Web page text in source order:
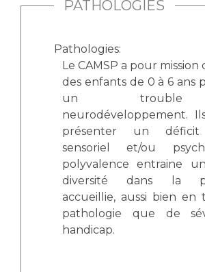
PATHOLOGIES
Pathologies:
Le CAMSP a pour
des enfants de 0 à 6 ans
un
neurodéveloppement.
présenter un déficit
sensoriel et/ou
polyvalence entraine
diversité dans la
accueillie, aussi bien en
pathologie que de
handicap.